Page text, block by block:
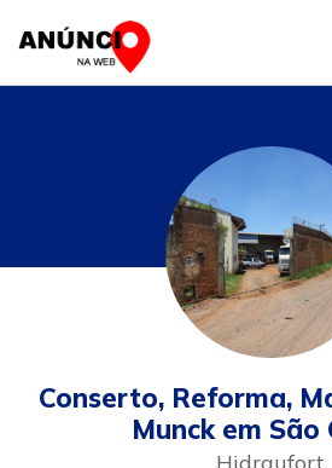
Conserto, Reforma,
Munck em São